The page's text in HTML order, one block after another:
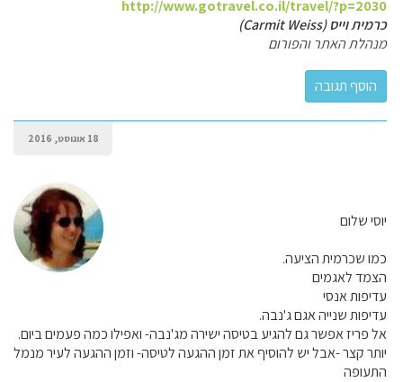
http://www.gotravel.co.il/travel/?p=2030
כרמית וייס (Carmit Weiss)
מנהלת האתר והפורום
18 אוגוסט, 2016
יוסי שלום
כמו שכרמית הציעה.
הצמד לאגמים
עדיפות אנסי
עדיפות שנייה אגם ג'נבה.
אל פריז אפשר גם להגיע בטיסה ישירה מג'נבה- ואפילו כמה פעמים ביום.
יותר קצר -אבל יש להוסיף את זמן ההגעה לטיסה- וזמן ההגעה לעיר מנמל
התעופה